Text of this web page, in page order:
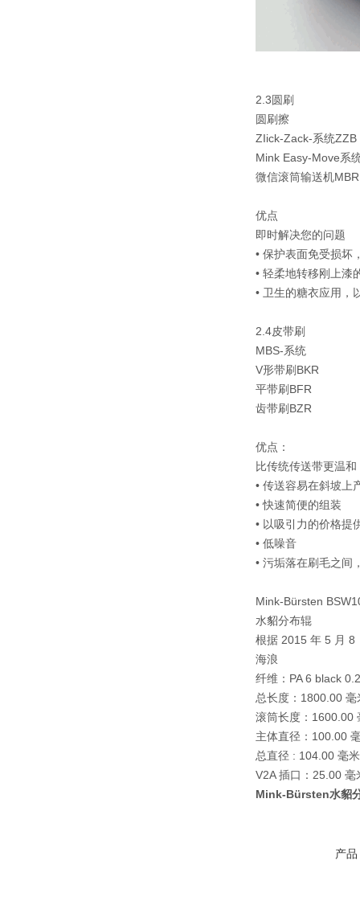
2.3圆刷
圆刷擦
ZIick-Zack-系统ZZB
Mink Easy-Move系
微信滚筒输送机MBR
优点
即时解决您的问题
• 保护表面免受损坏
• 轻柔地转移刚上漆
• 卫生的糖衣应用，
2.4皮带刷
MBS-系统
V形带刷BKR
平带刷BFR
齿带刷BZR
优点：
比传统传送带更温和
• 传送容易在斜坡上
• 快速简便的组装
• 以吸引力的价格提
• 低噪音
• 污垢落在刷毛之间
Mink-Bürsten
水貂分布辊
根据 2015 年 5 月 8
海浪
纤维：PA 6 black
总长度：1800.00 毫
滚筒长度：1600.00
主体直径：100.00
总直径 : 104.00 毫米
V2A 插口：25.00 毫
Mink-Bürsten水貂
产品